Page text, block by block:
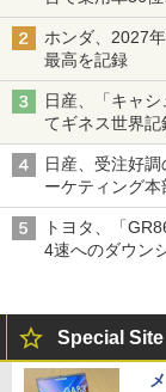
ホンダ、2027
最高を記録
日産、「キャ
てギネス世界記
日産、受注好
ーケティング
トヨタ、「
4速へのダウン
Special Site